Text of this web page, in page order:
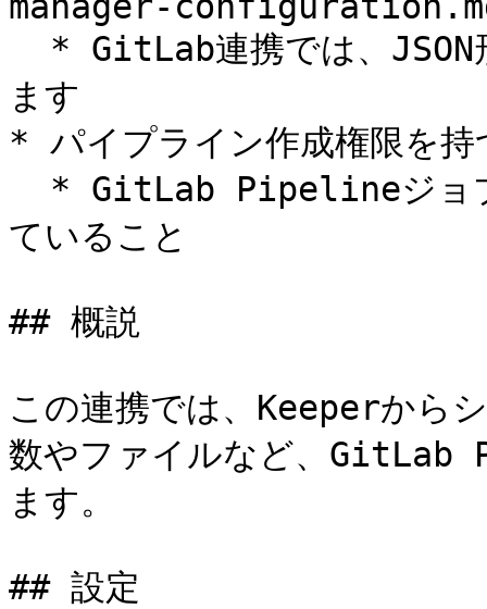
ます
* パイプライン作成権限を
ていること
## 概説
この連携では、Keeperから
数やファイルなど、GitLab
ます。
## 設定